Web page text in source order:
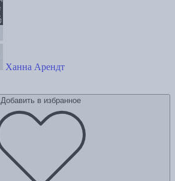
Ханна Арендт
Добавить в избранное